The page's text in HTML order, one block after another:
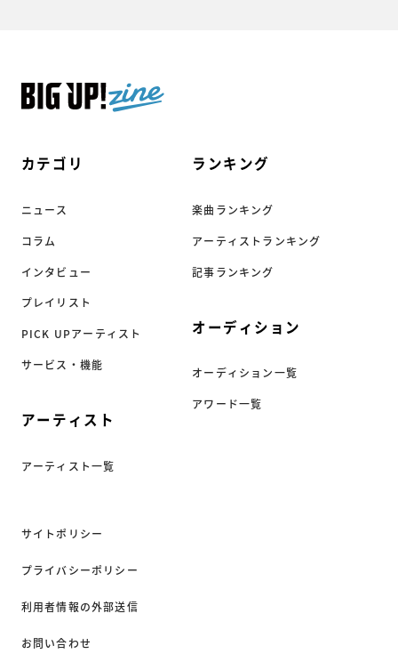
カテゴリ
ニュース
コラム
インタビュー
プレイリスト
PICK UPアーティスト
サービス・機能
アーティスト
アーティスト一覧
ランキング
楽曲ランキング
アーティストランキング
記事ランキング
オーディション
オーディション一覧
アワード一覧
サイトポリシー
プライバシーポリシー
利用者情報の外部送信
お問い合わせ